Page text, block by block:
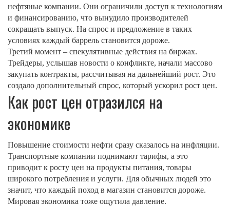
нефтяные компании. Они ограничили доступ к технологиям
и финансированию, что вынудило производителей
сокращать выпуск. На спрос и предложение в таких
условиях каждый баррель становится дороже.
Третий момент – спекулятивные действия на биржах.
Трейдеры, услышав новости о конфликте, начали массово
закупать контракты, рассчитывая на дальнейший рост. Это
создало дополнительный спрос, который ускорил рост цен.
Как рост цен отразился на
экономике
Повышение стоимости нефти сразу сказалось на инфляции.
Транспортные компании поднимают тарифы, а это
приводит к росту цен на продукты питания, товары
широкого потребления и услуги. Для обычных людей это
значит, что каждый поход в магазин становится дороже.
Мировая экономика тоже ощутила давление.